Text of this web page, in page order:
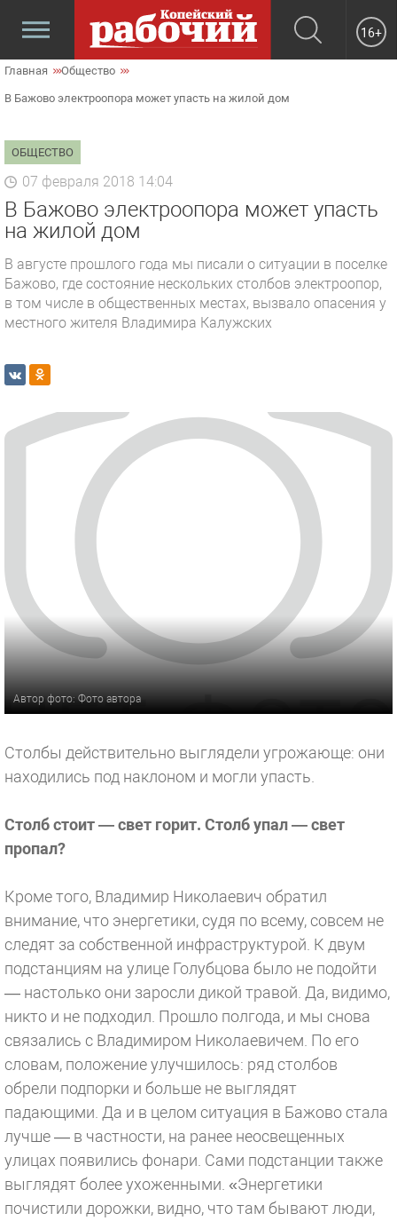
16+
Главная Общество
В Бажово электроопора может упасть на жилой дом
ОБЩЕСТВО
07 февраля 2018 14:04
В Бажово электроопора может упасть
на жилой дом
В августе прошлого года мы писали о ситуации в поселке
Бажово, где состояние нескольких столбов электроопор,
в том числе в общественных местах, вызвало опасения у
местного жителя Владимира Калужских
Автор фото: Фото автора
Столбы действительно выглядели угрожающе: они
находились под наклоном и могли упасть.
Столб стоит — свет горит. Столб упал — свет
пропал?
Кроме того, Владимир Николаевич обратил
внимание, что энергетики, судя по всему, совсем не
следят за собственной инфраструктурой. К двум
подстанциям на улице Голубцова было не подойти
— настолько они заросли дикой травой. Да, видимо,
никто и не подходил. Прошло полгода, и мы снова
связались с Владимиром Николаевичем. По его
словам, положение улучшилось: ряд столбов
обрели подпорки и больше не выглядят
падающими. Да и в целом ситуация в Бажово стала
лучше — в частности, на ранее неосвещенных
улицах появились фонари. Сами подстанции также
выглядят более ухоженными. «Энергетики
почистили дорожки, видно, что там бывают люди,